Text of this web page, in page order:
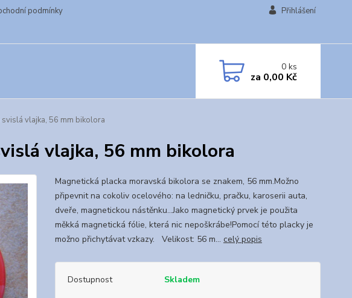
podmínky
Přihlášení
0ks
za 0,00 Kč
vlajka, 56 mm bikolora
vlajka, 56 mm bikolora
Magnetická placka moravská bikolora se znakem, 56 mm.Možno
připevnit na cokoliv ocelového: na ledničku, pračku, karoserii auta,
dveře, magnetickou nástěnku...Jako magnetický prvek je použita
měkká magnetická fólie, která nic nepoškrábe!Pomocí této placky je
možno přichytávat vzkazy. Velikost: 56 m... celý popis
Dostupnost Skladem